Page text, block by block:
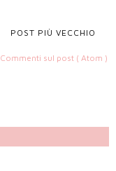
POST PIÙ VECCHIO
Commenti sul post ( Atom )